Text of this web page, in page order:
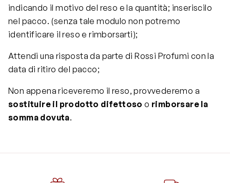
indicando il motivo del reso e la quantità; inseriscilo
nel pacco. (senza tale modulo non potremo
identificare il reso e rimborsarti);
Attendi una risposta da parte di Rossi Profumi con la
data di ritiro del pacco;
Non appena riceveremo il reso, provvederemo a
sostituire il prodotto difettoso o rimborsare la
somma dovuta.